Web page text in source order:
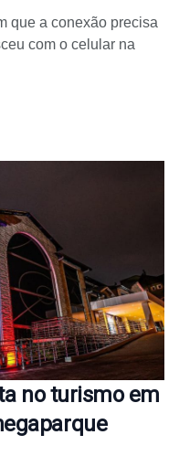
que a conexão precisa
com o celular na
no turismo em